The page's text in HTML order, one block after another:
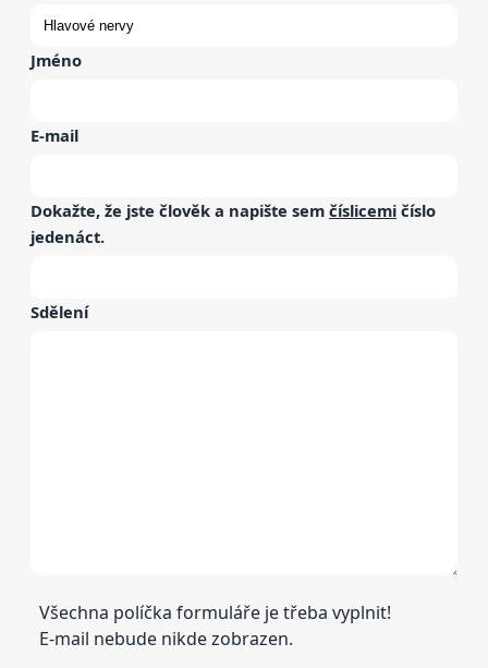
Jméno
E-mail
Dokažte, že jste člověk a napište sem číslicemi číslo
jedenáct.
Sdělení
Všechna políčka formuláře je třeba vyplnit!
E-mail nebude nikde zobrazen.